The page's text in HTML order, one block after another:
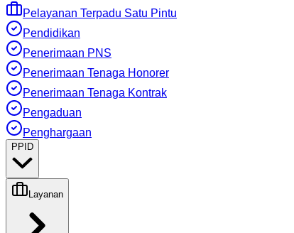
Pelayanan Terpadu Satu Pintu
Pendidikan
Penerimaan PNS
Penerimaan Tenaga Honorer
Penerimaan Tenaga Kontrak
Pengaduan
Penghargaan
PPID
Layanan